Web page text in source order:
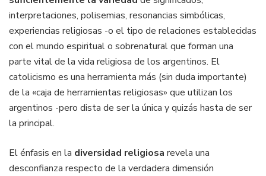
interpretaciones, polisemias, resonancias simbólicas,
experiencias religiosas -o el tipo de relaciones establecidas
con el mundo espiritual o sobrenatural que forman una
parte vital de la vida religiosa de los argentinos. El
catolicismo es una herramienta más (sin duda importante)
de la «caja de herramientas religiosas» que utilizan los
argentinos -pero dista de ser la única y quizás hasta de ser
la principal.
El énfasis en la diversidad religiosa revela una
desconfianza respecto de la verdadera dimensión